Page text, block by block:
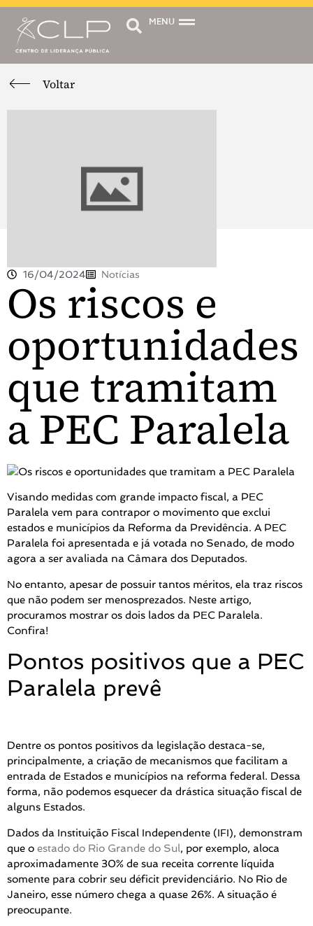
MENU
Voltar
16/04/2024 Notícias
Os riscos e
oportunidades
que tramitam
a PEC Paralela
Visando medidas com grande impacto fiscal, a PEC
Paralela vem para contrapor o movimento que exclui
estados e municípios da Reforma da Previdência. A PEC
Paralela foi apresentada e já votada no Senado, de modo
agora a ser avaliada na Câmara dos Deputados.
No entanto, apesar de possuir tantos méritos, ela traz riscos
que não podem ser menosprezados. Neste artigo,
procuramos mostrar os dois lados da PEC Paralela.
Confira!
Pontos positivos que a PEC
Paralela prevê
Dentre os pontos positivos da legislação destaca-se,
principalmente, a criação de mecanismos que facilitam a
entrada de Estados e municípios na reforma federal. Dessa
forma, não podemos esquecer da drástica situação fiscal de
alguns Estados.
Dados da Instituição Fiscal Independente (IFI), demonstram
que o estado do Rio Grande do Sul, por exemplo, aloca
aproximadamente 30% de sua receita corrente líquida
somente para cobrir seu déficit previdenciário. No Rio de
Janeiro, esse número chega a quase 26%. A situação é
preocupante.